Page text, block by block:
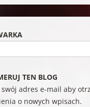
TEN BLOG
adres e-mail aby
o nowych wpisach.